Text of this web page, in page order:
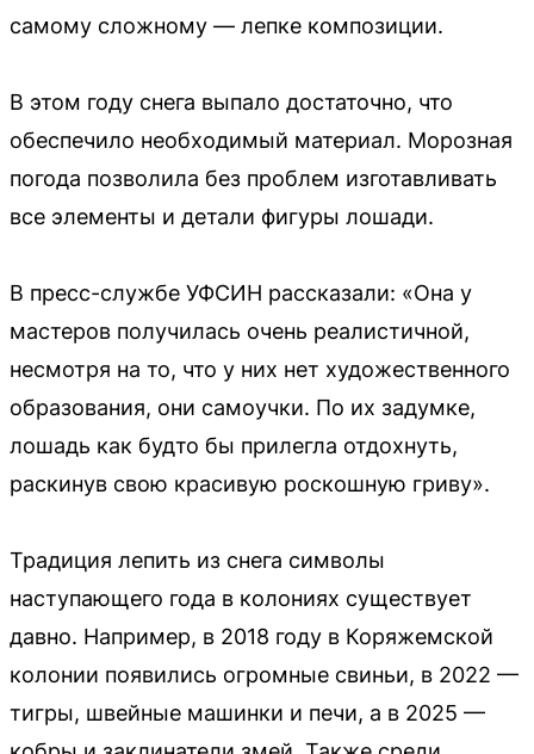
самому сложному — лепке композиции.
В этом году снега выпало достаточно, что
обеспечило необходимый материал. Морозная
погода позволила без проблем изготавливать
все элементы и детали фигуры лошади.
В пресс-службе УФСИН рассказали: «Она у
мастеров получилась очень реалистичной,
несмотря на то, что у них нет художественного
образования, они самоучки. По их задумке,
лошадь как будто бы прилегла отдохнуть,
раскинув свою красивую роскошную гриву».
Традиция лепить из снега символы
наступающего года в колониях существует
давно. Например, в 2018 году в Коряжемской
колонии появились огромные свиньи, в 2022 —
тигры, швейные машинки и печи, а в 2025 —